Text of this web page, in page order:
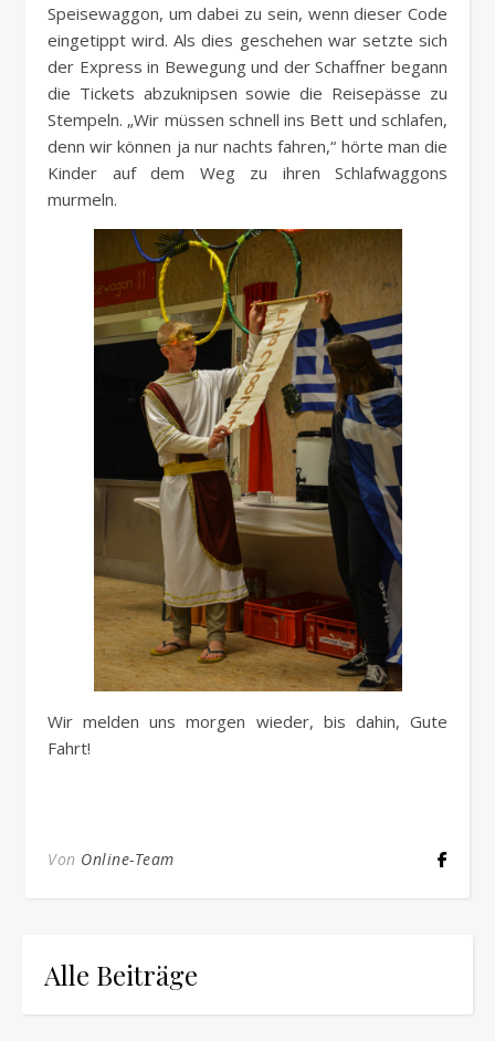
Speisewaggon, um dabei zu sein, wenn dieser Code
eingetippt wird. Als dies geschehen war setzte sich
der Express in Bewegung und der Schaffner begann
die Tickets abzuknipsen sowie die Reisepässe zu
Stempeln. „Wir müssen schnell ins Bett und schlafen,
denn wir können ja nur nachts fahren,“ hörte man die
Kinder auf dem Weg zu ihren Schlafwaggons
murmeln.
Wir melden uns morgen wieder, bis dahin, Gute
Fahrt!
Von Online-Team
Alle Beiträge